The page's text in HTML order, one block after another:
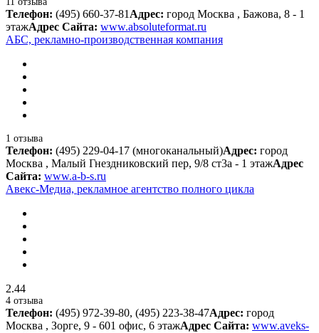
Телефон: (495) 660-37-81 Адрес: город Москва , Бажова, 8 - 1
этажАдрес Сайта: www.absoluteformat.ru
АБС, рекламно-производственная компания
1 отзыва
Телефон: (495) 229-04-17 (многоканальный)Адрес: город
Москва , Малый Гнездниковский пер, 9/8 ст3а - 1 этажАдрес
Сайта: www.a-b-s.ru
Авекс-Медиа, рекламное агентство полного цикла
2.44
4 отзыва
Телефон: (495) 972-39-80, (495) 223-38-47Адрес: город
Москва , Зорге, 9 - 601 офис, 6 этажАдрес Сайта: www.aveks-